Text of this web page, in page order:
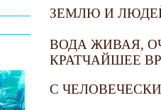
ЗЕМЛЮ И
ВОДА ЖИВАЯ,
КРАТЧАЙШЕЕ
С